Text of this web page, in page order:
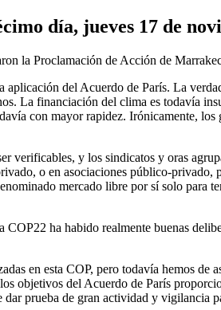
día, jueves 17 de
la Proclamación de Acción de
del Acuerdo de París. La
La financiación del clima es todavía
con mayor rapidez. Irónicamente,
verificables, y los sindicatos y oras
o en asociaciones público-
mercado libre por sí solo
ha habido realmente buenas
en esta COP, pero todavía hemos
objetivos del Acuerdo de París
prueba de gran actividad y